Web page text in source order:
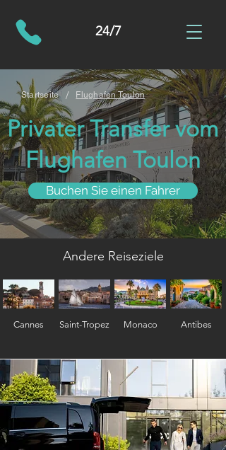
24/7
Startseite / Flughafen Toulon
Privater Transfer vom
Flughafen Toulon
Buchen Sie einen Fahrer
Andere Reiseziele
Cannes Saint-Tropez Monaco Antibes